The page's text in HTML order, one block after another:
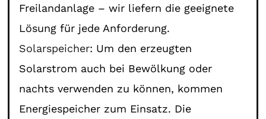
Freilandanlage – wir liefern die geeignete
Lösung für jede Anforderung.
Solarspeicher: Um den erzeugten
Solarstrom auch bei Bewölkung oder
nachts verwenden zu können, kommen
Energiespeicher zum Einsatz. Die